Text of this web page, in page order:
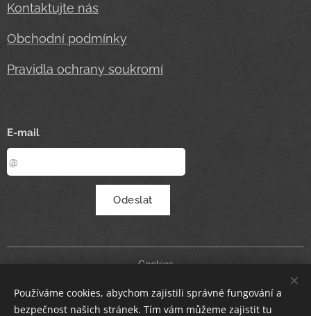
Kontaktujte nás
Obchodní podmínky
Pravidla ochrany soukromí
E-mail
Odeslat
Cookies
Měna
CZK Kč
EUR €
Používáme cookies, abychom zajistili správné fungování a
bezpečnost našich stránek. Tím vám můžeme zajistit tu